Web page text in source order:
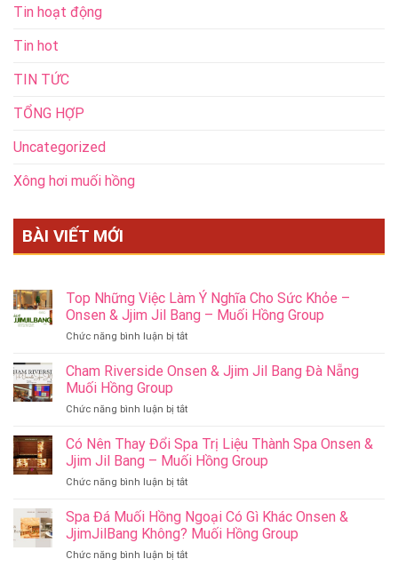
Tin hoạt động
Tin hot
TIN TỨC
TỔNG HỢP
Uncategorized
Xông hơi muối hồng
BÀI VIẾT MỚI
Top Những Việc Làm Ý Nghĩa Cho Sức Khỏe –
Onsen & Jjim Jil Bang – Muối Hồng Group
Chức năng bình luận bị tắtở
Những
Ý
Cho
Sức
–
&
Jjim
Cham Riverside Onsen & Jjim Jil Bang Đà Nẵng
Muối Hồng Group
Chức năng bình luận bị tắtở
Riverside
Onsen
&
Jjim
Bang
Đà
Muối
Có Nên Thay Đổi Spa Trị Liệu Thành Spa Onsen &
Jjim Jil Bang – Muối Hồng Group
Chức năng bình luận bị tắtở
Nên
Thay
Đổi
Spa
Spa Đá Muối Hồng Ngoại Có Gì Khác Onsen &
JjimJilBang Không? Muối Hồng Group
Chức năng bình luận bị tắtở